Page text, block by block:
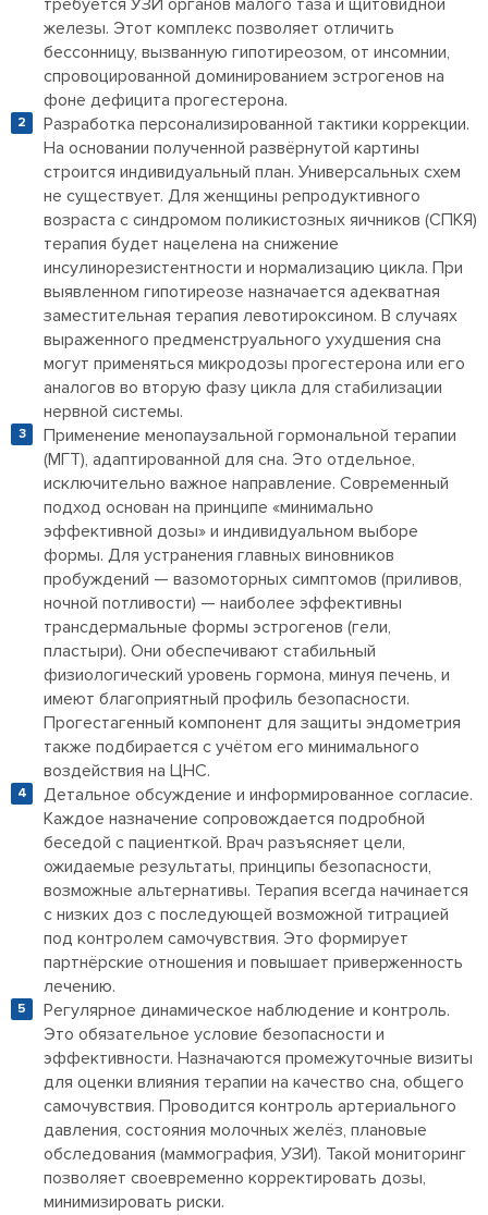
требуется УЗИ органов малого таза и щитовидной
железы. Этот комплекс позволяет отличить
бессонницу, вызванную гипотиреозом, от инсомнии,
спровоцированной доминированием эстрогенов на
фоне дефицита прогестерона.
Разработка персонализированной тактики коррекции.
На основании полученной развёрнутой картины
строится индивидуальный план. Универсальных схем
не существует. Для женщины репродуктивного
возраста с синдромом поликистозных яичников (СПКЯ)
терапия будет нацелена на снижение
инсулинорезистентности и нормализацию цикла. При
выявленном гипотиреозе назначается адекватная
заместительная терапия левотироксином. В случаях
выраженного предменструального ухудшения сна
могут применяться микродозы прогестерона или его
аналогов во вторую фазу цикла для стабилизации
нервной системы.
Применение менопаузальной гормональной терапии
(МГТ), адаптированной для сна. Это отдельное,
исключительно важное направление. Современный
подход основан на принципе «минимально
эффективной дозы» и индивидуальном выборе
формы. Для устранения главных виновников
пробуждений — вазомоторных симптомов (приливов,
ночной потливости) — наиболее эффективны
трансдермальные формы эстрогенов (гели,
пластыри). Они обеспечивают стабильный
физиологический уровень гормона, минуя печень, и
имеют благоприятный профиль безопасности.
Прогестагенный компонент для защиты эндометрия
также подбирается с учётом его минимального
воздействия на ЦНС.
Детальное обсуждение и информированное согласие.
Каждое назначение сопровождается подробной
беседой с пациенткой. Врач разъясняет цели,
ожидаемые результаты, принципы безопасности,
возможные альтернативы. Терапия всегда начинается
с низких доз с последующей возможной титрацией
под контролем самочувствия. Это формирует
партнёрские отношения и повышает приверженность
лечению.
Регулярное динамическое наблюдение и контроль.
Это обязательное условие безопасности и
эффективности. Назначаются промежуточные визиты
для оценки влияния терапии на качество сна, общего
самочувствия. Проводится контроль артериального
давления, состояния молочных желёз, плановые
обследования (маммография, УЗИ). Такой мониторинг
позволяет своевременно корректировать дозы,
минимизировать риски.